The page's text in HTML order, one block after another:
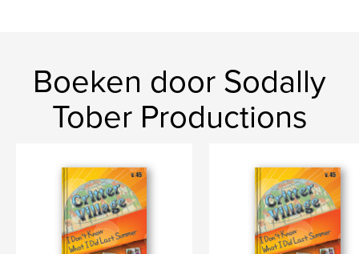
Boeken door Sodally
Tober Productions